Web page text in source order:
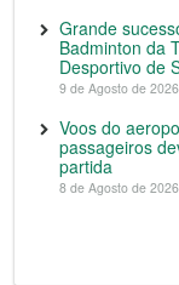
Grande
Badminton da
Desportivo de
9 de Agosto de
Voos do
passageiros
partida
8 de Agosto de